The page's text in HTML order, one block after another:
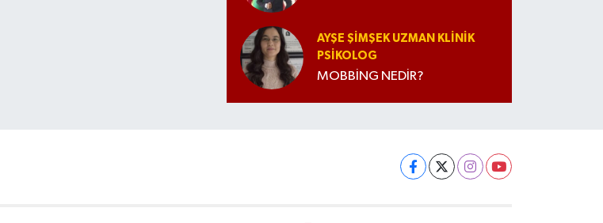
AYŞE ŞIMŞEK UZMAN KLINIK
PSIKOLOG
MOBBİNG NEDİR?